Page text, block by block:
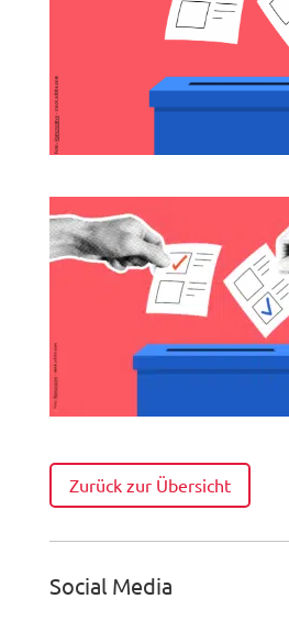
Zurück zur Übersicht
Social Media